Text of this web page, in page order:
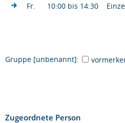
Fr. 10:00 bis 14:30
Gruppe [unbenannt]:
Zugeordnete Person